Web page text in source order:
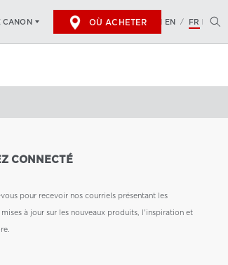
CANON OÙ ACHETER EN / FR
CONNECTÉ
pour recevoir nos courriels présentant les
mises à jour sur les nouveaux produits, l'inspiration et